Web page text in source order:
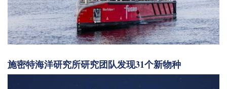
施密特海洋研究所研究团队发现31个新物种